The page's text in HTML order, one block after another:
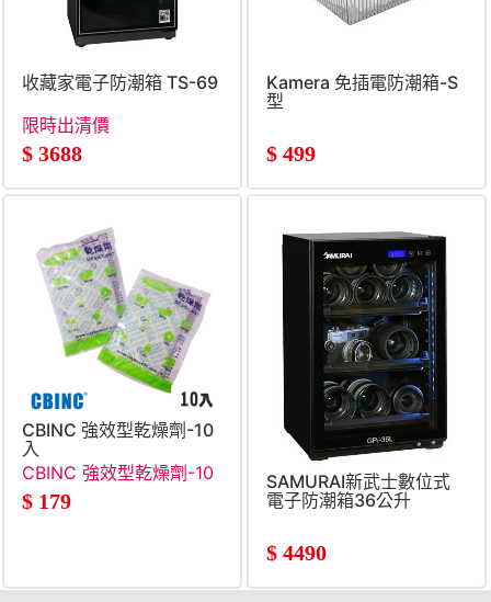
收藏家電子防潮箱 TS-69
限時出清價
$ 3688
Kamera 免插電防潮箱-S
型
$ 499
CBINC 強效型乾燥劑-10
入
CBINC 強效型乾燥劑-10
入
$ 179
SAMURAI新武士數位式
電子防潮箱36公升
$ 4490